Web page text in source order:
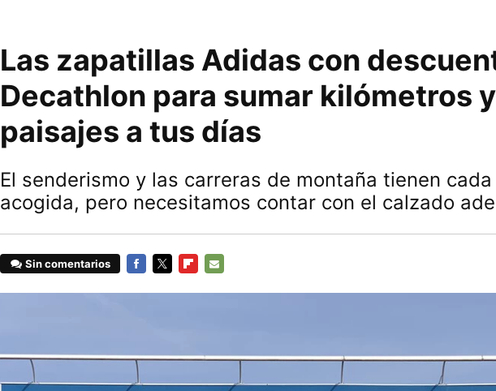
Las zapatillas Adidas con
Decathlon para sumar kilómetros y
paisajes a tus días
El senderismo y las carreras de montaña tienen
acogida, pero necesitamos contar con el calzado
Sin comentarios